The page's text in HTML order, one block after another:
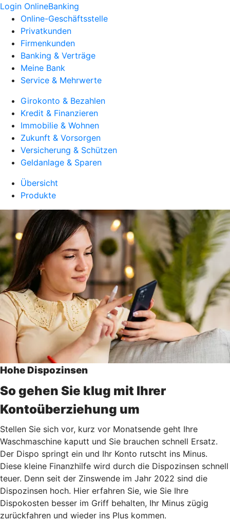
Login OnlineBanking
Online-Geschäftsstelle
Privatkunden
Firmenkunden
Banking & Verträge
Meine Bank
Service & Mehrwerte
Girokonto & Bezahlen
Kredit & Finanzieren
Immobilie & Wohnen
Zukunft & Vorsorgen
Versicherung & Schützen
Geldanlage & Sparen
Übersicht
Produkte
Hohe Dispozinsen
So gehen Sie klug mit Ihrer
Kontoüberziehung um
Stellen Sie sich vor, kurz vor Monatsende geht Ihre
Waschmaschine kaputt und Sie brauchen schnell Ersatz.
Der Dispo springt ein und Ihr Konto rutscht ins Minus.
Diese kleine Finanzhilfe wird durch die Dispozinsen schnell
teuer. Denn seit der Zinswende im Jahr 2022 sind die
Dispozinsen hoch. Hier erfahren Sie, wie Sie Ihre
Dispokosten besser im Griff behalten, Ihr Minus zügig
zurückfahren und wieder ins Plus kommen.